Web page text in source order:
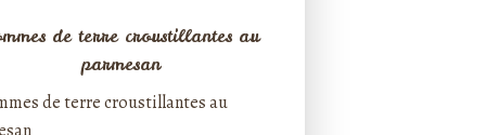
de terre croustillantes au
parmesan